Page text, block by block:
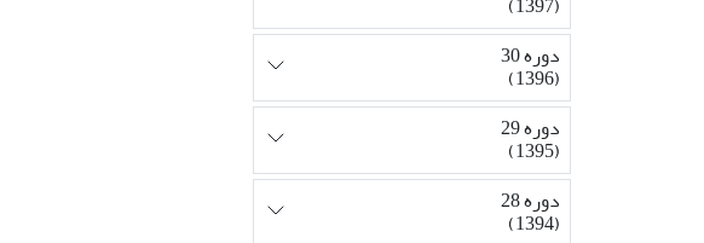
دوره 30
(1396)
دوره 29
(1395)
دوره 28
(1394)